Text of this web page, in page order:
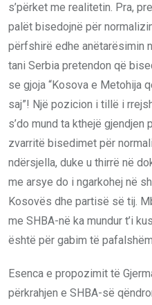
s’përket me realitetin. Pra,
palët bisedojnë për
përfshirë edhe anëtarësimin
tani Serbia pretendon që
se gjoja “Kosova e Metohija
saj”! Një pozicion i tillë i
s’do mund ta kthejë gjendjen
zvarritë bisedimet për
ndërsjella, duke u thirrë në
me arsye do i ngarkohej në
Kosovës dhe partisë së tij.
me SHBA-në ka mundur t’i
është për gabim të
Esenca e propozimit të
përkrahjen e SHBA-së